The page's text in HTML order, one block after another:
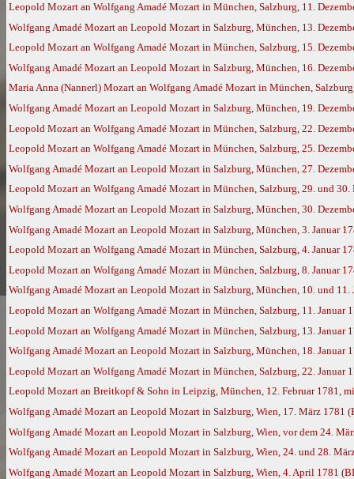
Leopold Mozart an Wolfgang Amadé Mozart in München, Salzburg, 11.
Wolfgang Amadé Mozart an Leopold Mozart in Salzburg, München, 13.
Leopold Mozart an Wolfgang Amadé Mozart in München, Salzburg, 15.
Wolfgang Amadé Mozart an Leopold Mozart in Salzburg, München, 16.
Maria Anna (Nannerl) Mozart an Wolfgang Amadé Mozart in München,
Wolfgang Amadé Mozart an Leopold Mozart in Salzburg, München, 19.
Leopold Mozart an Wolfgang Amadé Mozart in München, Salzburg, 22.
Leopold Mozart an Wolfgang Amadé Mozart in München, Salzburg, 25.
Wolfgang Amadé Mozart an Leopold Mozart in Salzburg, München, 27.
Leopold Mozart an Wolfgang Amadé Mozart in München, Salzburg, 29. und
Wolfgang Amadé Mozart an Leopold Mozart in Salzburg, München, 30.
Wolfgang Amadé Mozart an Leopold Mozart in Salzburg, München, 3. Januar
Leopold Mozart an Wolfgang Amadé Mozart in München, Salzburg, 4. Januar
Leopold Mozart an Wolfgang Amadé Mozart in München, Salzburg, 8. Januar
Wolfgang Amadé Mozart an Leopold Mozart in Salzburg, München, 10. und 11.
Leopold Mozart an Wolfgang Amadé Mozart in München, Salzburg, 11. Januar
Leopold Mozart an Wolfgang Amadé Mozart in München, Salzburg, 13. Januar
Wolfgang Amadé Mozart an Leopold Mozart in Salzburg, München, 18. Januar
Leopold Mozart an Wolfgang Amadé Mozart in München, Salzburg, 22. Januar
Leopold Mozart an Breitkopf & Sohn in Leipzig, München, 12. Februar 1781,
Wolfgang Amadé Mozart an Leopold Mozart in Salzburg, Wien, 17. März 1781
Wolfgang Amadé Mozart an Leopold Mozart in Salzburg, Wien, vor dem 24.
Wolfgang Amadé Mozart an Leopold Mozart in Salzburg, Wien, 24. und 28.
Wolfgang Amadé Mozart an Leopold Mozart in Salzburg, Wien, 4. April 1781